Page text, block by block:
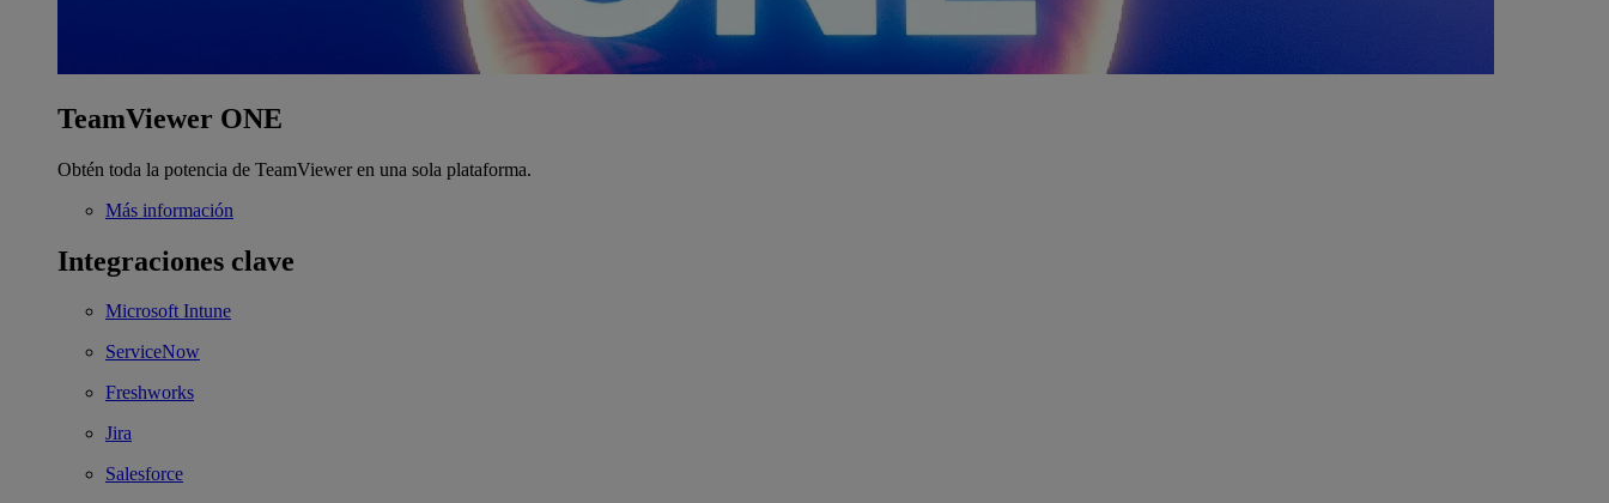
TeamViewer ONE
Obtén toda la potencia de TeamViewer en una sola plataforma.
Más información
Integraciones clave
Microsoft Intune
ServiceNow
Freshworks
Jira
Salesforce